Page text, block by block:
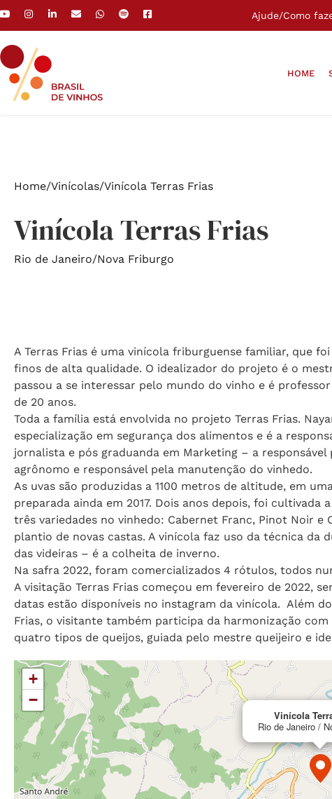
Ajude/Como
HOME
Home/Vinícolas/Vinícola Terras Frias
Vinícola Terras Frias
Rio de Janeiro/Nova Friburgo
A Terras Frias é uma vinícola friburguense familiar, que
finos de alta qualidade. O idealizador do projeto é o
passou a se interessar pelo mundo do vinho e é
de 20 anos.
Toda a família está envolvida no projeto Terras Frias.
especialização em segurança dos alimentos e é a
jornalista e pós graduanda em Marketing – a
agrônomo e responsável pela manutenção do vinhedo.
As uvas são produzidas a 1100 metros de altitude, em
preparada ainda em 2017. Dois anos depois, foi
três variedades no vinhedo: Cabernet Franc, Pinot Noir e
plantio de novas castas. A vinícola faz uso da técnica
das videiras – é a colheita de inverno.
Na safra 2022, foram comercializados 4 rótulos, todos
A visitação Terras Frias começou em fevereiro de 2022,
datas estão disponíveis no instagram da vinícola. Além
Frias, o visitante também participa da harmonização
quatro tipos de queijos, guiada pelo mestre queijeiro e
Vinícola
Rio de Janeiro /
+
−